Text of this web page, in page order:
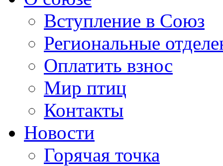
Вступление в Союз
Региональные
Оплатить взнос
Мир птиц
Контакты
Новости
Горячая точка